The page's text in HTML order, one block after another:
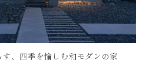
、四季を愉しむ和モダンの家